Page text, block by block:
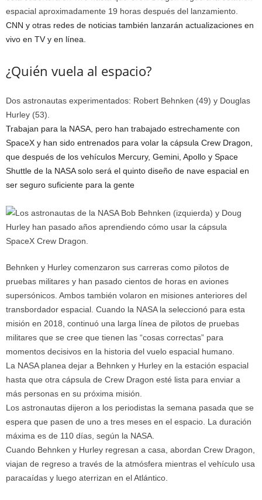
espacial aproximadamente 19 horas después del lanzamiento.
CNN y otras redes de noticias también lanzarán actualizaciones en
vivo en TV y en línea.
¿Quién vuela al espacio?
Dos astronautas experimentados: Robert Behnken (49) y Douglas
Hurley (53).
Trabajan para la NASA, pero han trabajado estrechamente con
SpaceX y han sido entrenados para volar la cápsula Crew Dragon,
que después de los vehículos Mercury, Gemini, Apollo y Space
Shuttle de la NASA solo será el quinto diseño de nave espacial en
ser seguro suficiente para la gente
Behnken y Hurley comenzaron sus carreras como pilotos de
pruebas militares y han pasado cientos de horas en aviones
supersónicos. Ambos también volaron en misiones anteriores del
transbordador espacial. Cuando la NASA la seleccionó para esta
misión en 2018, continuó una larga línea de pilotos de pruebas
militares que se cree que tienen las “cosas correctas” para
momentos decisivos en la historia del vuelo espacial humano.
La NASA planea dejar a Behnken y Hurley en la estación espacial
hasta que otra cápsula de Crew Dragon esté lista para enviar a
más personas en su próxima misión.
Los astronautas dijeron a los periodistas la semana pasada que se
espera que pasen de uno a tres meses en el espacio. La duración
máxima es de 110 días, según la NASA.
Cuando Behnken y Hurley regresan a casa, abordan Crew Dragon,
viajan de regreso a través de la atmósfera mientras el vehículo usa
paracaídas y luego aterrizan en el Atlántico.